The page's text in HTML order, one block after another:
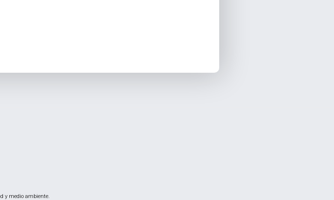
y medio ambiente.